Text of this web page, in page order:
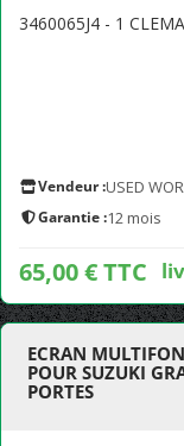
3460065J4 - 1
Vendeur :USED
Garantie :12 mois
65,00 € TTC
ECRAN
POUR SUZUKI
PORTES